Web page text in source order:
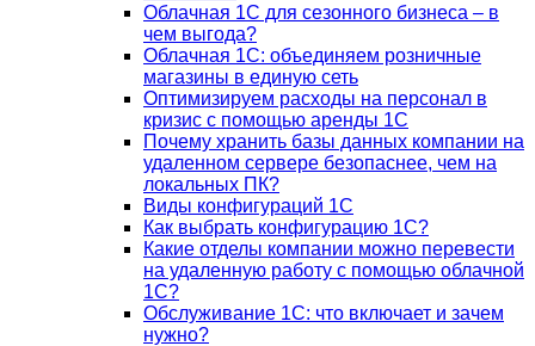
Облачная 1С для сезонного бизнеса – в
чем выгода?
Облачная 1С: объединяем розничные
магазины в единую сеть
Оптимизируем расходы на персонал в
кризис с помощью аренды 1С
Почему хранить базы данных компании на
удаленном сервере безопаснее, чем на
локальных ПК?
Виды конфигураций 1С
Как выбрать конфигурацию 1С?
Какие отделы компании можно перевести
на удаленную работу с помощью облачной
1С?
Обслуживание 1С: что включает и зачем
нужно?